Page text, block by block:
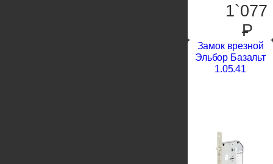
1`077
P
Замок врезной
Эльбор Базальт
1.05.41